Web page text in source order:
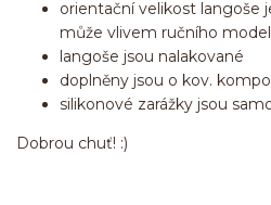
orientační velikost langoše
může vlivem ručního
langoše jsou nalakované
doplněny jsou o kov.
silikonové zarážky jsou
Dobrou chuť! :)